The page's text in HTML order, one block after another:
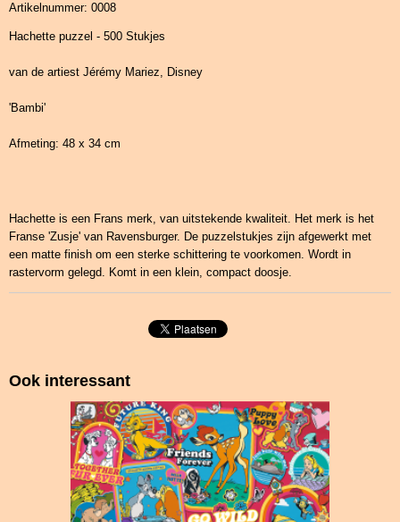
Artikelnummer: 0008
Hachette puzzel - 500 Stukjes
van de artiest Jérémy Mariez, Disney
'Bambi'
Afmeting: 48 x 34 cm
Hachette is een Frans merk, van uitstekende kwaliteit. Het merk is het
Franse 'Zusje' van Ravensburger. De puzzelstukjes zijn afgewerkt met
een matte finish om een sterke schittering te voorkomen. Wordt in
rastervorm gelegd. Komt in een klein, compact doosje.
Ook interessant